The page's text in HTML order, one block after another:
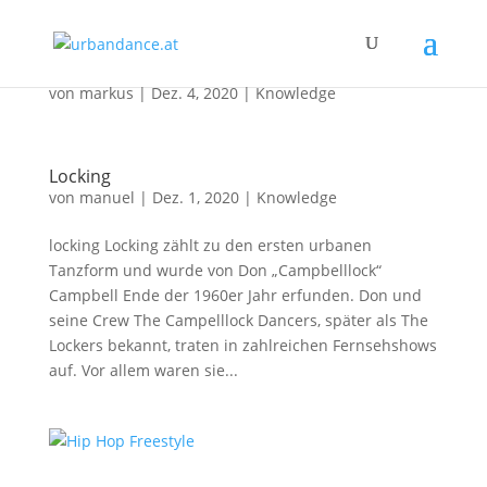
vonmarkus|Dez. 4, 2020|Knowledge
Locking
von manuel | Dez. 1, 2020| Knowledge
locking Locking zählt zu den ersten urbanen
Tanzform und wurde von Don „Campbelllock“
Campbell Ende der 1960er Jahr erfunden. Don und
seine Crew The Campelllock Dancers, später als The
Lockers bekannt, traten in zahlreichen Fernsehshows
auf. Vor allem waren sie...